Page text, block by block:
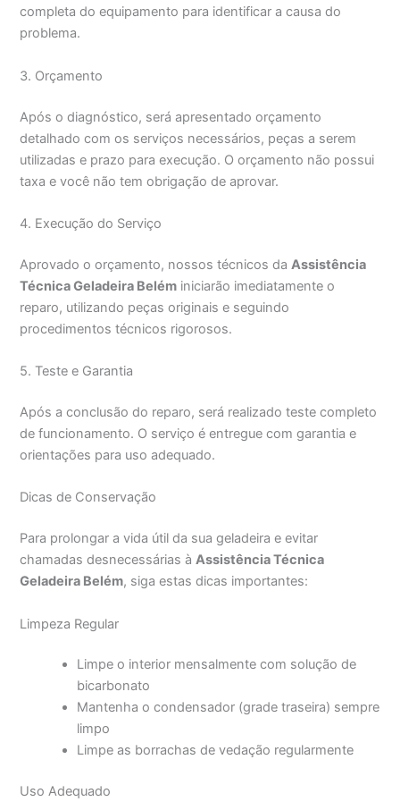
completa do equipamento para identificar a causa do
problema.
3. Orçamento
Após o diagnóstico, será apresentado orçamento
detalhado com os serviços necessários, peças a serem
utilizadas e prazo para execução. O orçamento não possui
taxa e você não tem obrigação de aprovar.
4. Execução do Serviço
Aprovado o orçamento, nossos técnicos daAssistência
Técnica Geladeira Belém iniciarão imediatamente o
reparo, utilizando peças originais e seguindo
procedimentos técnicos rigorosos.
5. Teste e Garantia
Após a conclusão do reparo, será realizado teste completo
de funcionamento. O serviço é entregue com garantia e
orientações para uso adequado.
Dicas de Conservação
Para prolongar a vida útil da sua geladeira e evitar
chamadas desnecessárias àAssistência Técnica
Geladeira Belém, siga estas dicas importantes:
Limpeza Regular
Limpe o interior mensalmente com solução de
bicarbonato
Mantenha o condensador (grade traseira) sempre
limpo
Limpe as borrachas de vedação regularmente
Uso Adequado